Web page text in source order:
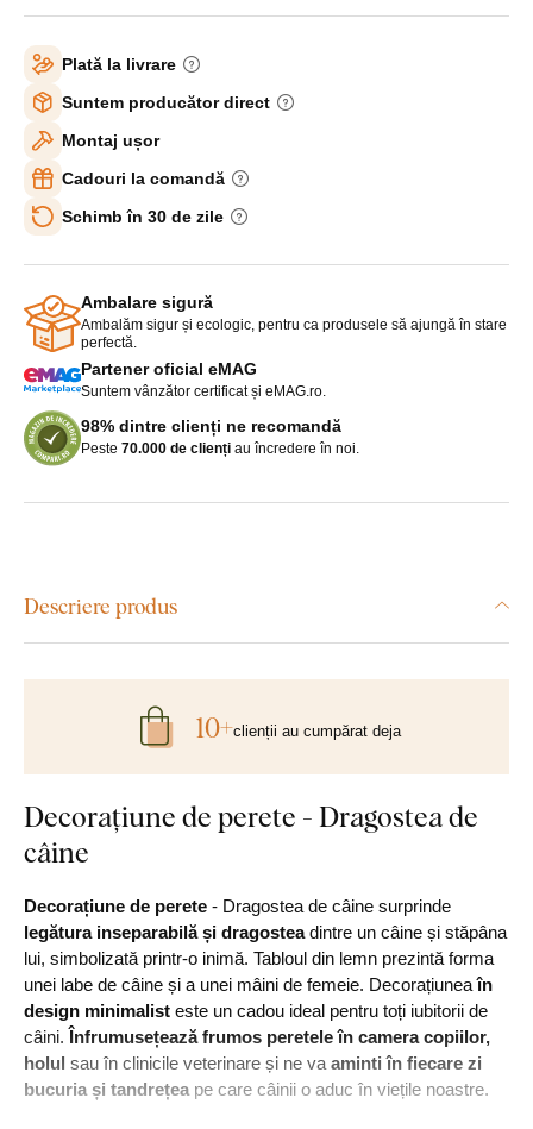
Plată la livrare
Suntem producător direct
Montaj ușor
Cadouri la comandă
Schimb în 30 de zile
Ambalare sigură
Ambalăm sigur și ecologic, pentru ca produsele să ajungă în stare
perfectă.
Partener oficial eMAG
Suntem vânzător certificat și eMAG.ro.
98% dintre clienți ne recomandă
Peste 70.000 de clienți au încredere în noi.
Descriere produs
Decorațiune de perete - Dragostea de
câine
Decorațiune de perete - Dragostea de câine surprinde
legătura inseparabilă și dragosteadintre un câine și stăpâna
lui, simbolizată printr-o inimă. Tabloul din lemn prezintă forma
unei labe de câine și a unei mâini de femeie. Decorațiuneaîn
design minimalist este un cadou ideal pentru toți iubitorii de
câini. Înfrumusețează frumos peretele în camera copiilor,
holul sau în clinicile veterinare și ne va aminti în fiecare zi
bucuria și tandrețea pe care câinii o aduc în viețile noastre.
10+clienții au cumpărat deja